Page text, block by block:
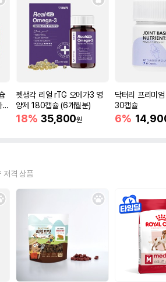
펫생각 리얼 rTG 오메가3 영
양제 180캡슐 (6개월분)
18% 35,800원
닥터리 프리미
30캡슐
6%
저격 상품